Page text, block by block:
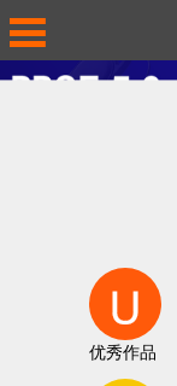
优秀作品